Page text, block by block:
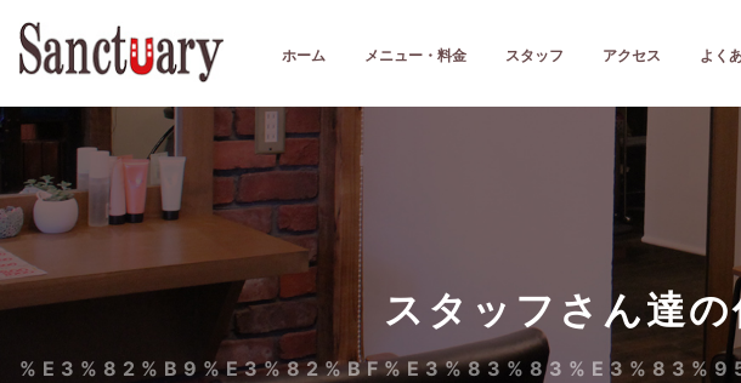
ホーム メニュー・料金 スタッフ アクセス よく
スタッフさん達